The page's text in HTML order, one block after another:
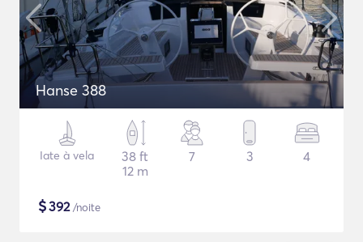
Hanse 388
Iate à vela
38 ft
12 m
7 3 4
$392/noite